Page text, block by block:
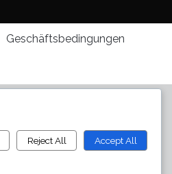
Geschäftsbedingungen
Reject All Accept All